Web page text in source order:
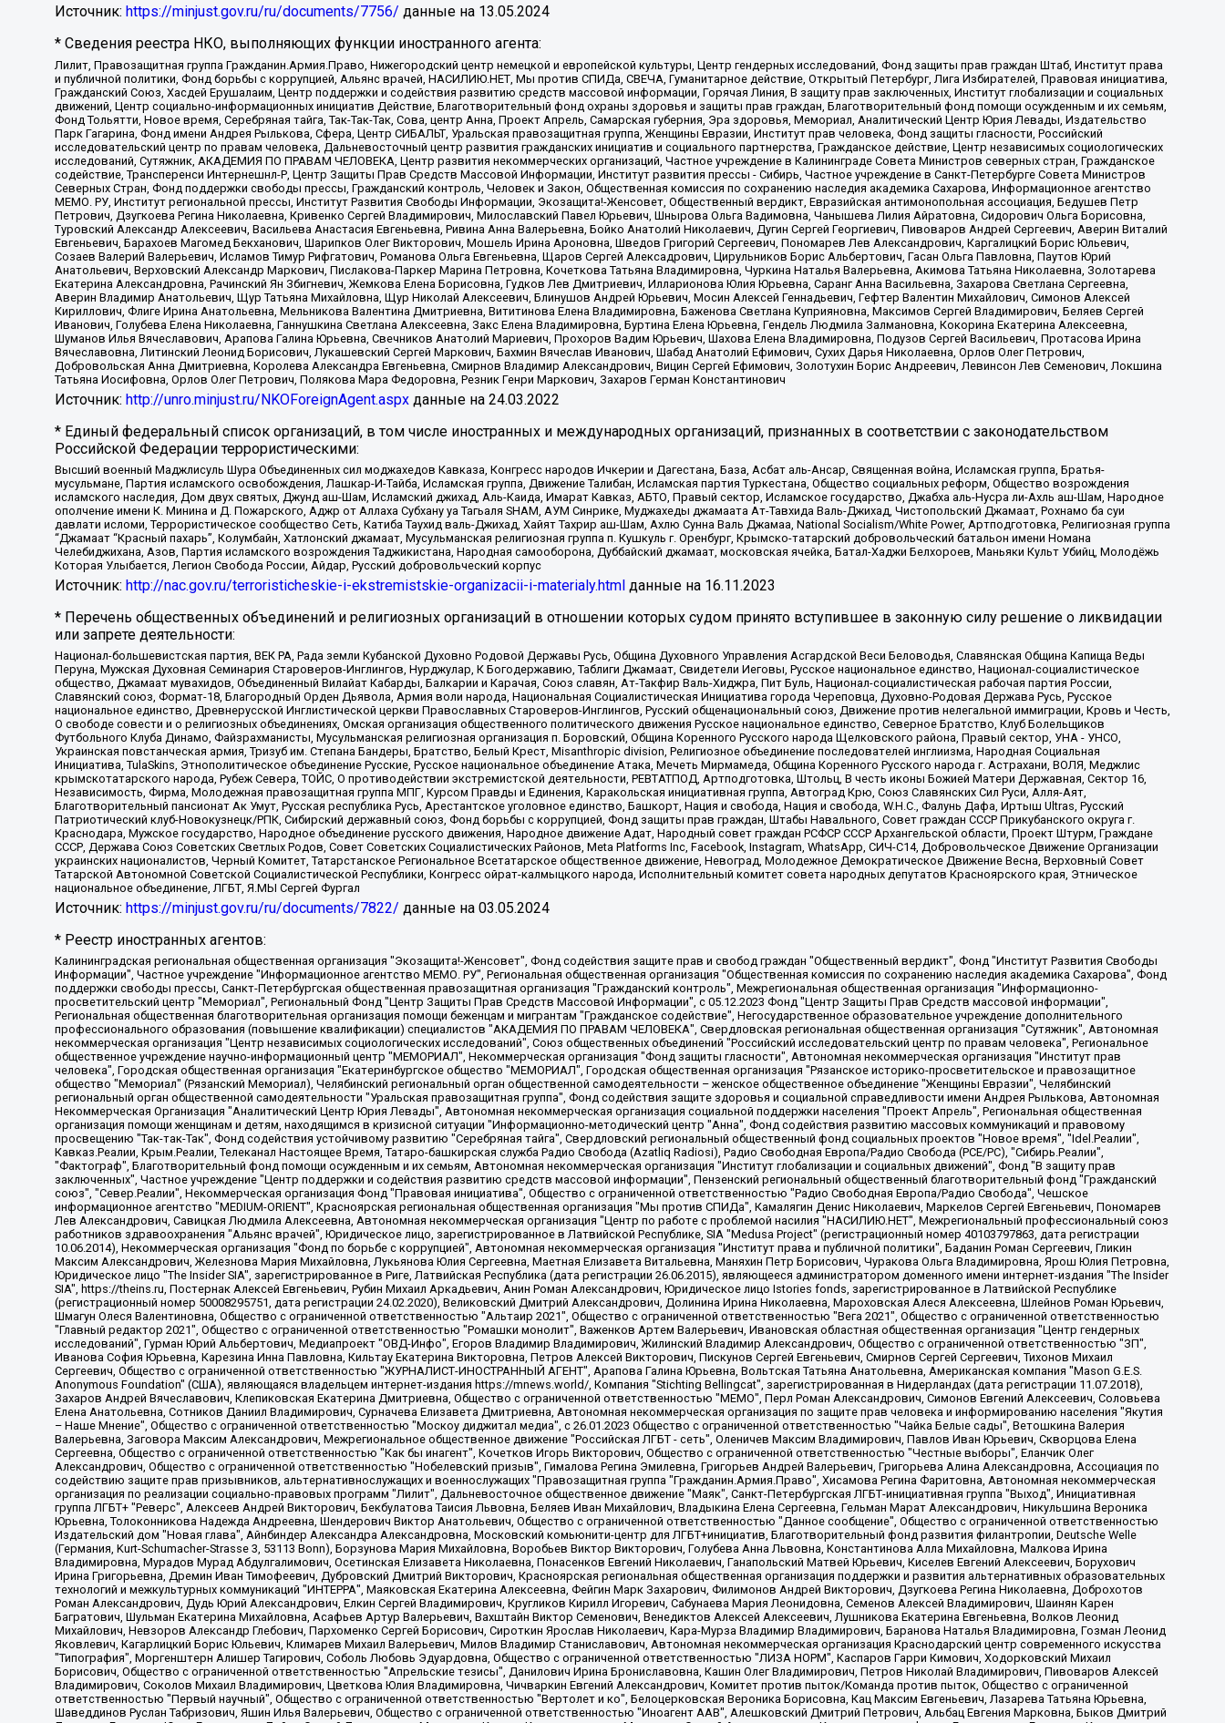
Источник: https://minjust.gov.ru/ru/documents/7756/ данные на 13.05.2024
* Сведения реестра НКО, выполняющих функции иностранного агента:
Лилит, Правозащитная группа Гражданин.Армия.Право, Нижегородский центр немецкой и европейской культуры, Центр гендерных исследований, Фонд защиты прав граждан Штаб, Институт права
и публичной политики, Фонд борьбы с коррупцией, Альянс врачей, НАСИЛИЮ.НЕТ, Мы против СПИДа, СВЕЧА, Гуманитарное действие, Открытый Петербург, Лига Избирателей, Правовая инициатива,
Гражданский Союз, Хасдей Ерушалаим, Центр поддержки и содействия развитию средств массовой информации, Горячая Линия, В защиту прав заключенных, Институт глобализации и социальных
движений, Центр социально-информационных инициатив Действие, Благотворительный фонд охраны здоровья и защиты прав граждан, Благотворительный фонд помощи осужденным и их семьям,
Фонд Тольятти, Новое время, Серебряная тайга, Так-Так-Так, Сова, центр Анна, Проект Апрель, Самарская губерния, Эра здоровья, Мемориал, Аналитический Центр Юрия Левады, Издательство
Парк Гагарина, Фонд имени Андрея Рылькова, Сфера, Центр СИБАЛЬТ, Уральская правозащитная группа, Женщины Евразии, Институт прав человека, Фонд защиты гласности, Российский
исследовательский центр по правам человека, Дальневосточный центр развития гражданских инициатив и социального партнерства, Гражданское действие, Центр независимых социологических
исследований, Сутяжник, АКАДЕМИЯ ПО ПРАВАМ ЧЕЛОВЕКА, Центр развития некоммерческих организаций, Частное учреждение в Калининграде Совета Министров северных стран, Гражданское
содействие, Трансперенси Интернешнл-Р, Центр Защиты Прав Средств Массовой Информации, Институт развития прессы - Сибирь, Частное учреждение в Санкт-Петербурге Совета Министров
Северных Стран, Фонд поддержки свободы прессы, Гражданский контроль, Человек и Закон, Общественная комиссия по сохранению наследия академика Сахарова, Информационное агентство
МЕМО. РУ, Институт региональной прессы, Институт Развития Свободы Информации, Экозащита!-Женсовет, Общественный вердикт, Евразийская антимонопольная ассоциация, Бедушев Петр
Петрович, Дзугкоева Регина Николаевна, Кривенко Сергей Владимирович, Милославский Павел Юрьевич, Шнырова Ольга Вадимовна, Чанышева Лилия Айратовна, Сидорович Ольга Борисовна,
Туровский Александр Алексеевич, Васильева Анастасия Евгеньевна, Ривина Анна Валерьевна, Бойко Анатолий Николаевич, Дугин Сергей Георгиевич, Пивоваров Андрей Сергеевич, Аверин Виталий
Евгеньевич, Барахоев Магомед Бекханович, Шарипков Олег Викторович, Мошель Ирина Ароновна, Шведов Григорий Сергеевич, Пономарев Лев Александрович, Каргалицкий Борис Юльевич,
Созаев Валерий Валерьевич, Исламов Тимур Рифгатович, Романова Ольга Евгеньевна, Щаров Сергей Алексадрович, Цирульников Борис Альбертович, Гасан Ольга Павловна, Паутов Юрий
Анатольевич, Верховский Александр Маркович, Пислакова-Паркер Марина Петровна, Кочеткова Татьяна Владимировна, Чуркина Наталья Валерьевна, Акимова Татьяна Николаевна, Золотарева
Екатерина Александровна, Рачинский Ян Збигневич, Жемкова Елена Борисовна, Гудков Лев Дмитриевич, Илларионова Юлия Юрьевна, Саранг Анна Васильевна, Захарова Светлана Сергеевна,
Аверин Владимир Анатольевич, Щур Татьяна Михайловна, Щур Николай Алексеевич, Блинушов Андрей Юрьевич, Мосин Алексей Геннадьевич, Гефтер Валентин Михайлович, Симонов Алексей
Кириллович, Флиге Ирина Анатольевна, Мельникова Валентина Дмитриевна, Вититинова Елена Владимировна, Баженова Светлана Куприяновна, Максимов Сергей Владимирович, Беляев Сергей
Иванович, Голубева Елена Николаевна, Ганнушкина Светлана Алексеевна, Закс Елена Владимировна, Буртина Елена Юрьевна, Гендель Людмила Залмановна, Кокорина Екатерина Алексеевна,
Шуманов Илья Вячеславович, Арапова Галина Юрьевна, Свечников Анатолий Мариевич, Прохоров Вадим Юрьевич, Шахова Елена Владимировна, Подузов Сергей Васильевич, Протасова Ирина
Вячеславовна, Литинский Леонид Борисович, Лукашевский Сергей Маркович, Бахмин Вячеслав Иванович, Шабад Анатолий Ефимович, Сухих Дарья Николаевна, Орлов Олег Петрович,
Добровольская Анна Дмитриевна, Королева Александра Евгеньевна, Смирнов Владимир Александрович, Вицин Сергей Ефимович, Золотухин Борис Андреевич, Левинсон Лев Семенович, Локшина
Татьяна Иосифовна, Орлов Олег Петрович, Полякова Мара Федоровна, Резник Генри Маркович, Захаров Герман Константинович
Источник: http://unro.minjust.ru/NKOForeignAgent.aspx данные на 24.03.2022
* Единый федеральный список организаций, в том числе иностранных и международных организаций, признанных в соответствии с законодательством
Российской Федерации террористическими:
Высший военный Маджлисуль Шура Объединенных сил моджахедов Кавказа, Конгресс народов Ичкерии и Дагестана, База, Асбат аль-Ансар, Священная война, Исламская группа, Братья-
мусульмане, Партия исламского освобождения, Лашкар-И-Тайба, Исламская группа, Движение Талибан, Исламская партия Туркестана, Общество социальных реформ, Общество возрождения
исламского наследия, Дом двух святых, Джунд аш-Шам, Исламский джихад, Аль-Каида, Имарат Кавказ, АБТО, Правый сектор, Исламское государство, Джабха аль-Нусра ли-Ахль аш-Шам, Народное
ополчение имени К. Минина и Д. Пожарского, Аджр от Аллаха Субхану уа Тагьаля SHAM, АУМ Синрике, Муджахеды джамаата Ат-Тавхида Валь-Джихад, Чистопольский Джамаат, Рохнамо ба суи
давлати исломи, Террористическое сообщество Сеть, Катиба Таухид валь-Джихад, Хайят Тахрир аш-Шам, Ахлю Сунна Валь Джамаа, National Socialism/White Power, Артподготовка, Религиозная группа
“Джамаат “Красный пахарь”, Колумбайн, Хатлонский джамаат, Мусульманская религиозная группа п. Кушкуль г. Оренбург, Крымско-татарский добровольческий батальон имени Номана
Челебиджихана, Азов, Партия исламского возрождения Таджикистана, Народная самооборона, Дуббайский джамаат, московская ячейка, Батал-Хаджи Белхороев, Маньяки Культ Убийц, Молодёжь
Которая Улыбается, Легион Свобода России, Айдар, Русский добровольческий корпус
Источник: http://nac.gov.ru/terroristicheskie-i-ekstremistskie-organizacii-i-materialy.html данные на 16.11.2023
* Перечень общественных объединений и религиозных организаций в отношении которых судом принято вступившее в законную силу решение о ликвидации
или запрете деятельности:
Национал-большевистская партия, ВЕК РА, Рада земли Кубанской Духовно Родовой Державы Русь, Община Духовного Управления Асгардской Веси Беловодья, Славянская Община Капища Веды
Перуна, Мужская Духовная Семинария Староверов-Инглингов, Нурджулар, К Богодержавию, Таблиги Джамаат, Свидетели Иеговы, Русское национальное единство, Национал-социалистическое
общество, Джамаат мувахидов, Объединенный Вилайат Кабарды, Балкарии и Карачая, Союз славян, Ат-Такфир Валь-Хиджра, Пит Буль, Национал-социалистическая рабочая партия России,
Славянский союз, Формат-18, Благородный Орден Дьявола, Армия воли народа, Национальная Социалистическая Инициатива города Череповца, Духовно-Родовая Держава Русь, Русское
национальное единство, Древнерусской Инглистической церкви Православных Староверов-Инглингов, Русский общенациональный союз, Движение против нелегальной иммиграции, Кровь и Честь,
О свободе совести и о религиозных объединениях, Омская организация общественного политического движения Русское национальное единство, Северное Братство, Клуб Болельщиков
Футбольного Клуба Динамо, Файзрахманисты, Мусульманская религиозная организация п. Боровский, Община Коренного Русского народа Щелковского района, Правый сектор, УНА - УНСО,
Украинская повстанческая армия, Тризуб им. Степана Бандеры, Братство, Белый Крест, Misanthropic division, Религиозное объединение последователей инглиизма, Народная Социальная
Инициатива, TulaSkins, Этнополитическое объединение Русские, Русское национальное объединение Атака, Мечеть Мирмамеда, Община Коренного Русского народа г. Астрахани, ВОЛЯ, Меджлис
крымскотатарского народа, Рубеж Севера, ТОЙС, О противодействии экстремистской деятельности, РЕВТАТПОД, Артподготовка, Штольц, В честь иконы Божией Матери Державная, Сектор 16,
Независимость, Фирма, Молодежная правозащитная группа МПГ, Курсом Правды и Единения, Каракольская инициативная группа, Автоград Крю, Союз Славянских Сил Руси, Алля-Аят,
Благотворительный пансионат Ак Умут, Русская республика Русь, Арестантское уголовное единство, Башкорт, Нация и свобода, Нация и свобода, W.H.С., Фалунь Дафа, Иртыш Ultras, Русский
Патриотический клуб-Новокузнецк/РПК, Сибирский державный союз, Фонд борьбы с коррупцией, Фонд защиты прав граждан, Штабы Навального, Совет граждан СССР Прикубанского округа г.
Краснодара, Мужское государство, Народное объединение русского движения, Народное движение Адат, Народный совет граждан РСФСР СССР Архангельской области, Проект Штурм, Граждане
СССР, Держава Союз Советских Светлых Родов, Совет Советских Социалистических Районов, Meta Platforms Inc, Facebook, Instagram, WhatsApp, СИЧ-С14, Добровольческое Движение Организации
украинских националистов, Черный Комитет, Татарстанское Региональное Всетатарское общественное движение, Невоград, Молодежное Демократическое Движение Весна, Верховный Совет
Татарской Автономной Советской Социалистической Республики, Конгресс ойрат-калмыцкого народа, Исполнительный комитет совета народных депутатов Красноярского края, Этническое
национальное объединение, ЛГБТ, Я.МЫ Сергей Фургал
Источник: https://minjust.gov.ru/ru/documents/7822/ данные на 03.05.2024
* Реестр иностранных агентов:
Калининградская региональная общественная организация "Экозащита!-Женсовет", Фонд содействия защите прав и свобод граждан "Общественный вердикт", Фонд "Институт Развития Свободы Информации", Частное учреждение "Информационное агентство МЕМО. РУ", Региональная общественная организация "Общественная комиссия по сохранению наследия академика Сахарова", Фонд поддержки свободы прессы, Санкт-Петербургская общественная правозащитная организация "Гражданский контроль", Межрегиональная общественная организация "Информационно-просветительский центр "Мемориал", Региональный Фонд "Центр Защиты Прав Средств Массовой Информации", с 05.12.2023 Фонд "Центр Защиты Прав Средств массовой информации", Региональная общественная благотворительная организация помощи беженцам и мигрантам "Гражданское содействие", Негосударственное образовательное учреждение дополнительного профессионального образования (повышение квалификации) специалистов "АКАДЕМИЯ ПО ПРАВАМ ЧЕЛОВЕКА", Свердловская региональная общественная организация "Сутяжник", Автономная некоммерческая организация "Центр независимых социологических исследований", Союз общественных объединений "Российский исследовательский центр по правам человека", Региональное общественное учреждение научно-информационный центр "МЕМОРИАЛ", Некоммерческая организация "Фонд защиты гласности", Автономная некоммерческая организация "Институт прав человека", Городская общественная организация "Екатеринбургское общество "МЕМОРИАЛ", Городская общественная организация "Рязанское историко-просветительское и правозащитное общество "Мемориал" (Рязанский Мемориал), Челябинский региональный орган общественной самодеятельности – женское общественное объединение "Женщины Евразии", Челябинский региональный орган общественной самодеятельности "Уральская правозащитная группа", Фонд содействия защите здоровья и социальной справедливости имени Андрея Рылькова, Автономная Некоммерческая Организация "Аналитический Центр Юрия Левады", Автономная некоммерческая организация социальной поддержки населения "Проект Апрель", Региональная общественная организация помощи женщинам и детям, находящимся в кризисной ситуации "Информационно-методический центр "Анна", Фонд содействия развитию массовых коммуникаций и правовому просвещению "Так-так-Так", Фонд содействия устойчивому развитию "Серебряная тайга", Свердловский региональный общественный фонд социальных проектов "Новое время", "Idel.Реалии", Кавказ.Реалии, Крым.Реалии, Телеканал Настоящее Время, Татаро-башкирская служба Радио Свобода (Azatliq Radiosi), Радио Свободная Европа/Радио Свобода (PCE/PC), "Сибирь.Реалии", "Фактограф", Благотворительный фонд помощи осужденным и их семьям, Автономная некоммерческая организация "Институт глобализации и социальных движений", Фонд "В защиту прав заключенных", Частное учреждение "Центр поддержки и содействия развитию средств массовой информации", Пензенский региональный общественный благотворительный фонд "Гражданский союз", "Север.Реалии", Некоммерческая организация Фонд "Правовая инициатива", Общество с ограниченной ответственностью "Радио Свободная Европа/Радио Свобода", Чешское информационное агентство "MEDIUM-ORIENT", Красноярская региональная общественная организация "Мы против СПИДа", Камалягин Денис Николаевич, Маркелов Сергей Евгеньевич, Пономарев Лев Александрович, Савицкая Людмила Алексеевна, Автономная некоммерческая организация "Центр по работе с проблемой насилия "НАСИЛИЮ.НЕТ", Межрегиональный профессиональный союз работников здравоохранения "Альянс врачей", Юридическое лицо, зарегистрированное в Латвийской Республике, SIA "Medusa Project" (регистрационный номер 40103797863, дата регистрации 10.06.2014), Некоммерческая организация "Фонд по борьбе с коррупцией", Автономная некоммерческая организация "Институт права и публичной политики", Баданин Роман Сергеевич, Гликин Максим Александрович, Железнова Мария Михайловна, Лукьянова Юлия Сергеевна, Маетная Елизавета Витальевна, Маняхин Петр Борисович, Чуракова Ольга Владимировна, Ярош Юлия Петровна, Юридическое лицо "The Insider SIA", зарегистрированное в Риге, Латвийская Республика (дата регистрации 26.06.2015), являющееся администратором доменного имени интернет-издания "The Insider SIA", https://theins.ru, Постернак Алексей Евгеньевич, Рубин Михаил Аркадьевич, Анин Роман Александрович, Юридическое лицо Istories fonds, зарегистрированное в Латвийской Республике (регистрационный номер 50008295751, дата регистрации 24.02.2020), Великовский Дмитрий Александрович, Долинина Ирина Николаевна, Мароховская Алеся Алексеевна, Шлейнов Роман Юрьевич, Шмагун Олеся Валентиновна, Общество с ограниченной ответственностью "Альтаир 2021", Общество с ограниченной ответственностью "Вега 2021", Общество с ограниченной ответственностью "Главный редактор 2021", Общество с ограниченной ответственностью "Ромашки монолит", Важенков Артем Валерьевич, Ивановская областная общественная организация "Центр гендерных исследований", Гурман Юрий Альбертович, Медиапроект "ОВД-Инфо", Егоров Владимир Владимирович, Жилинский Владимир Александрович, Общество с ограниченной ответственностью "ЗП", Иванова София Юрьевна, Карезина Инна Павловна, Кильтау Екатерина Викторовна, Петров Алексей Викторович, Пискунов Сергей Евгеньевич, Смирнов Сергей Сергеевич, Тихонов Михаил Сергеевич, Общество с ограниченной ответственностью "ЖУРНАЛИСТ-ИНОСТРАННЫЙ АГЕНТ", Арапова Галина Юрьевна, Вольтская Татьяна Анатольевна, Американская компания "Mason G.E.S. Anonymous Foundation" (США), являющаяся владельцем интернет-издания https://mnews.world/, Компания "Stichting Bellingcat", зарегистрированная в Нидерландах (дата регистрации 11.07.2018), Захаров Андрей Вячеславович, Клепиковская Екатерина Дмитриевна, Общество с ограниченной ответственностью "МЕМО", Перл Роман Александрович, Симонов Евгений Алексеевич, Соловьева Елена Анатольевна, Сотников Даниил Владимирович, Сурначева Елизавета Дмитриевна, Автономная некоммерческая организация по защите прав человека и информированию населения "Якутия – Наше Мнение", Общество с ограниченной ответственностью "Москоу диджитал медиа", с 26.01.2023 Общество с ограниченной ответственностью "Чайка Белые сады", Ветошкина Валерия Валерьевна, Заговора Максим Александрович, Межрегиональное общественное движение "Российская ЛГБТ - сеть", Оленичев Максим Владимирович, Павлов Иван Юрьевич, Скворцова Елена Сергеевна, Общество с ограниченной ответственностью "Как бы инагент", Кочетков Игорь Викторович, Общество с ограниченной ответственностью "Честные выборы", Еланчик Олег Александрович, Общество с ограниченной ответственностью "Нобелевский призыв", Гималова Регина Эмилевна, Григорьев Андрей Валерьевич, Григорьева Алина Александровна, Ассоциация по содействию защите прав призывников, альтернативнослужащих и военнослужащих "Правозащитная группа "Гражданин.Армия.Право", Хисамова Регина Фаритовна, Автономная некоммерческая организация по реализации социально-правовых программ "Лилит", Дальневосточное общественное движение "Маяк", Санкт-Петербургская ЛГБТ-инициативная группа "Выход", Инициативная группа ЛГБТ+ "Реверс", Алексеев Андрей Викторович, Бекбулатова Таисия Львовна, Беляев Иван Михайлович, Владыкина Елена Сергеевна, Гельман Марат Александрович, Никульшина Вероника Юрьевна, Толоконникова Надежда Андреевна, Шендерович Виктор Анатольевич, Общество с ограниченной ответственностью "Данное сообщение", Общество с ограниченной ответственностью Издательский дом "Новая глава", Айнбиндер Александра Александровна, Московский комьюнити-центр для ЛГБТ+инициатив, Благотворительный фонд развития филантропии, Deutsche Welle (Германия, Kurt-Schumacher-Strasse 3, 53113 Bonn), Борзунова Мария Михайловна, Воробьев Виктор Викторович, Голубева Анна Львовна, Константинова Алла Михайловна, Малкова Ирина Владимировна, Мурадов Мурад Абдулгалимович, Осетинская Елизавета Николаевна, Понасенков Евгений Николаевич, Ганапольский Матвей Юрьевич, Киселев Евгений Алексеевич, Борухович Ирина Григорьевна, Дремин Иван Тимофеевич, Дубровский Дмитрий Викторович, Красноярская региональная общественная организация поддержки и развития альтернативных образовательных технологий и межкультурных коммуникаций "ИНТЕРРА", Маяковская Екатерина Алексеевна, Фейгин Марк Захарович, Филимонов Андрей Викторович, Дзугкоева Регина Николаевна, Доброхотов Роман Александрович, Дудь Юрий Александрович, Елкин Сергей Владимирович, Кругликов Кирилл Игоревич, Сабунаева Мария Леонидовна, Семенов Алексей Владимирович, Шаинян Карен Багратович, Шульман Екатерина Михайловна, Асафьев Артур Валерьевич, Вахштайн Виктор Семенович, Венедиктов Алексей Алексеевич, Лушникова Екатерина Евгеньевна, Волков Леонид Михайлович, Невзоров Александр Глебович, Пархоменко Сергей Борисович, Сироткин Ярослав Николаевич, Кара-Мурза Владимир Владимирович, Баранова Наталья Владимировна, Гозман Леонид Яковлевич, Кагарлицкий Борис Юльевич, Климарев Михаил Валерьевич, Милов Владимир Станиславович, Автономная некоммерческая организация Краснодарский центр современного искусства "Типография", Моргенштерн Алишер Тагирович, Соболь Любовь Эдуардовна, Общество с ограниченной ответственностью "ЛИЗА НОРМ", Каспаров Гарри Кимович, Ходорковский Михаил Борисович, Общество с ограниченной ответственностью "Апрельские тезисы", Данилович Ирина Брониславовна, Кашин Олег Владимирович, Петров Николай Владимирович, Пивоваров Алексей Владимирович, Соколов Михаил Владимирович, Цветкова Юлия Владимировна, Чичваркин Евгений Александрович, Комитет против пыток/Команда против пыток, Общество с ограниченной ответственностью "Первый научный", Общество с ограниченной ответственностью "Вертолет и ко", Белоцерковская Вероника Борисовна, Кац Максим Евгеньевич, Лазарева Татьяна Юрьевна, Шаведдинов Руслан Табризович, Яшин Илья Валерьевич, Общество с ограниченной ответственностью "Иноагент ААВ", Алешковский Дмитрий Петрович, Альбац Евгения Марковна, Быков Дмитрий Львович, Галямина Юлия Евгеньевна, Лойко Сергей Леонидович, Мартынов Кирилл Константинович, Медведев Сергей Александрович, Крашенинников Федор Геннадиевич, Гордеева Катерина Вл